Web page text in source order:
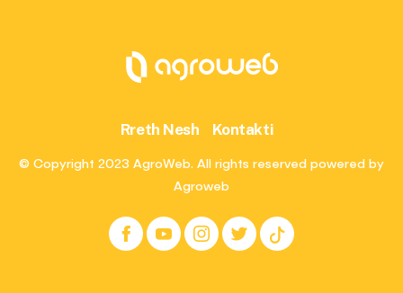
Rreth Nesh Kontakti
© Copyright 2023 AgroWeb. All rights reserved powered by
Agroweb